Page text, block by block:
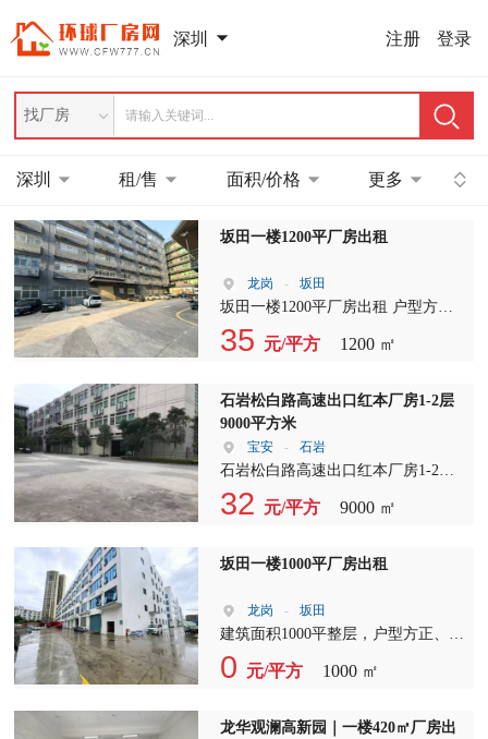
深圳 登录
注册
找厂房
深圳 租/售 面积/价格 更多
坂田一楼1200平厂房出租
龙岗 - 坂田
坂田一楼1200平厂房出租 户型方
正，一楼进出货方便 水电配套齐
全，园区停车位充足 ?电商仓库｜五
越，周边配套完善，好招工 实地看
过，随时可实地看房
35 元/平方 1200 ㎡
石岩松白路高速出口红本厂房1-2层
9000平方米
宝安 - 石岩
石岩松白路高速出口红本厂房1-2层
9000平方米，每层4500平方，一楼层
高7.5米，楼上层高4.5米，带消防喷
长，电按需。
32 元/平方 9000 ㎡
坂田一楼1000平厂房出租
龙岗 - 坂田
建筑面积1000平整层，户型方正、大
开间无遮挡，空间利用率超高。 园
区空地非常大，大车进出、货物装
足，园区形象整洁规范。 位置优
0 元/平方 1000 ㎡
龙华观澜高新园｜一楼420㎡厂房出